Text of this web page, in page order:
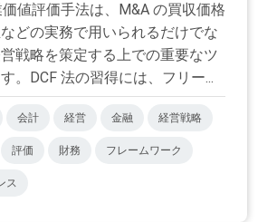
値評価手法は、M&A の買収価格
どの実務で用いられるだけでな
戦略を策定する上での重要なツ
。DCF 法の習得には、フリー...
会計 経営 金融 経営戦略
評価 財務 フレームワーク
ス